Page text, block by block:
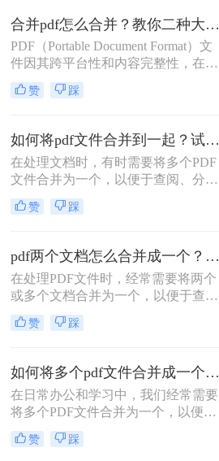
合并PDF文件并打印，每种方法都附
有简介。
合并pdf怎么合并？教你二种大家都在用的合并方法！
PDF（Portable Document Format）文
件因其跨平台性和内容完整性，在日
常办公和学习中得到了广泛应用。有
时，我们需要将多个PDF文件合并为
么合并pdf怎么合并呢？本文将介绍两
种常见的PDF合并方法。
赞 踩
如何将pdf文件合并到一起？试试这二个合并方法！
在处理文档时，有时需要将多个PDF
文件合并为一个，以便于查阅、分享
或存储。那么如何将pdf文件合并到一
起呢？本文将介绍两种合并PDF文件
赞 踩
pdf两个文档怎么合并成一个？这4种合并方法快来看看！
在处理PDF文件时，经常需要将两个
或多个文档合并为一个，以便于查
阅、分享或存档。那么pdf两个文档怎
么合并成一个呢？本文将介绍四种常
赞 踩
如何将多个pdf文件合并成一个？这3种方法轻松合并文件！
在日常办公和学习中，我们经常需要
将多个PDF文件合并为一个，以便于
分享、存储和管理。那么如何将多个
pdf文件合并成一个呢？本文将介绍四
赞 踩